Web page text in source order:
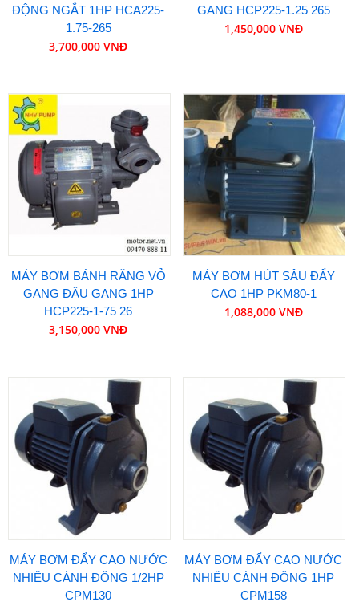
ĐỘNG NGẮT 1HP HCA225-
1.75-265
3,700,000 VNĐ
GANG HCP225-1.25 265
1,450,000 VNĐ
MÁY BƠM BÁNH RĂNG VỎ
GANG ĐẦU GANG 1HP
HCP225-1-75 26
3,150,000 VNĐ
MÁY BƠM HÚT SÂU ĐẨY
CAO 1HP PKM80-1
1,088,000 VNĐ
MÁY BƠM ĐẨY CAO NƯỚC
NHIỀU CÁNH ĐỒNG 1/2HP
CPM130
MÁY BƠM ĐẨY CAO NƯỚC
NHIỀU CÁNH ĐỒNG 1HP
CPM158